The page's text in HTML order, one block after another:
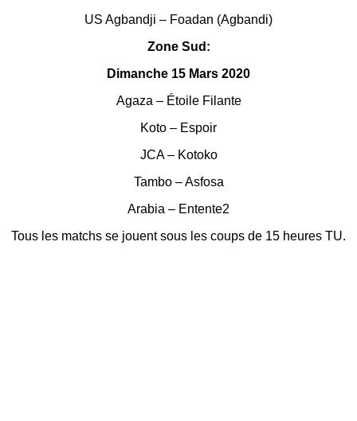
US Agbandji – Foadan (Agbandi)
Zone Sud:
Dimanche 15 Mars 2020
Agaza – Étoile Filante
Koto – Espoir
JCA – Kotoko
Tambo – Asfosa
Arabia – Entente2
Tous les matchs se jouent sous les coups de 15 heures TU.